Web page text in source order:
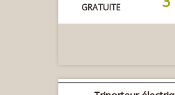
GRATUITE